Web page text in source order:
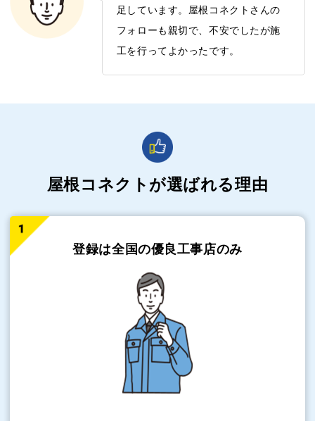
足しています。屋根コネクトさんの
フォローも親切で、不安でしたが施
工を行ってよかったです。
屋根コネクトが選ばれる理由
登録は全国の優良工事店のみ